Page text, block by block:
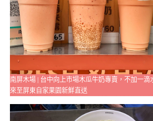
南屏木場 | 台中向上市場木瓜牛奶專賣，不加一滴
來至屏東自家果園新鮮直送